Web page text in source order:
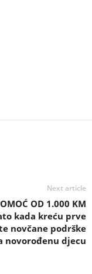
Next article
OD 1.000 KM
kada kreću prve
novčane podrške
novorođenu djecu